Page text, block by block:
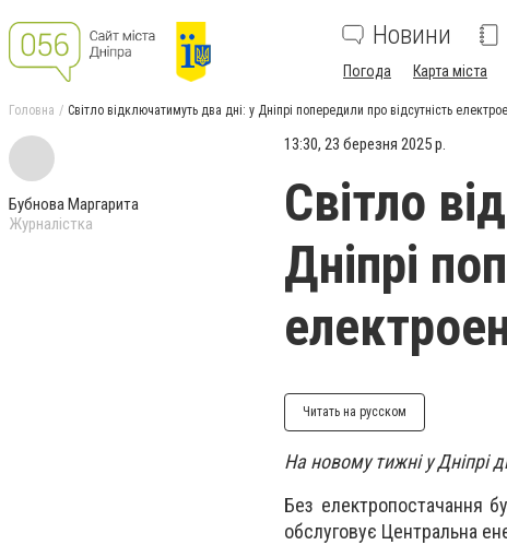
Новини
Погода Карта міста
Головна Світло відключатимуть два дні: у Дніпрі попередили про відсутність
Бубнова Маргарита
Журналістка
13:30, 23 березня 2025 р.
Світло
Дніпрі
Читать на русском
На новому тижні у Дніпрі
Без електропостачання
обслуговує Центральна